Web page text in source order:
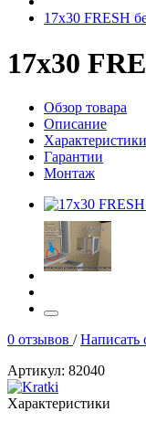
17x30 FRESH
17x30
Обзор товара
Описание
Характеристики
Гарантии
Монтаж
0 отзывов /Написать
Артикул: 82040
Характеристики